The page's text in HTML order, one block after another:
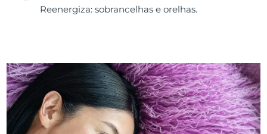
Reenergiza: sobrancelhas e orelhas.